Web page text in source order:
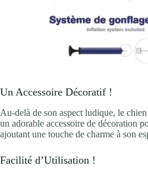
Un Accessoire Décoratif !
Au-delà de son aspect ludique, le
un adorable accessoire de décoration
ajoutant une touche de charme à son
Facilité d’Utilisation !